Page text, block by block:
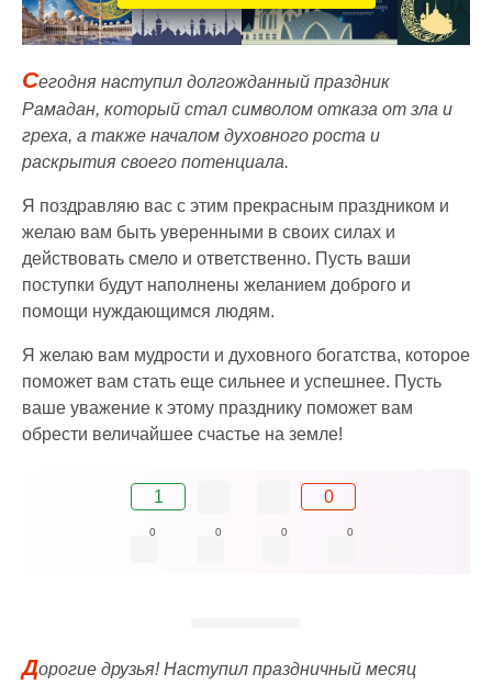
Сегодня наступил долгожданный праздник
Рамадан, который стал символом отказа от зла и
греха, а также началом духовного роста и
раскрытия своего потенциала.
Я поздравляю вас с этим прекрасным праздником и
желаю вам быть уверенными в своих силах и
действовать смело и ответственно. Пусть ваши
поступки будут наполнены желанием доброго и
помощи нуждающимся людям.
Я желаю вам мудрости и духовного богатства, которое
поможет вам стать еще сильнее и успешнее. Пусть
ваше уважение к этому празднику поможет вам
обрести величайшее счастье на земле!
1 0
0 0 0 0
Дорогие друзья! Наступил праздничный месяц